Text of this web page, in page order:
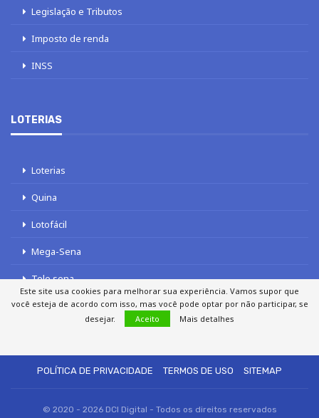
Legislação e Tributos
Imposto de renda
INSS
LOTERIAS
Loterias
Quina
Lotofácil
Mega-Sena
Tele sena
POLÍTICA DE PRIVACIDADE
TERMOS DE USO SITEMAP
© 2020 - 2026 DCI Digital - Todos os direitos reservados
Este site usa cookies para melhorar sua experiência. Vamos supor que
você esteja de acordo com isso, mas você pode optar por não participar, se
desejar.
Aceito Mais detalhes